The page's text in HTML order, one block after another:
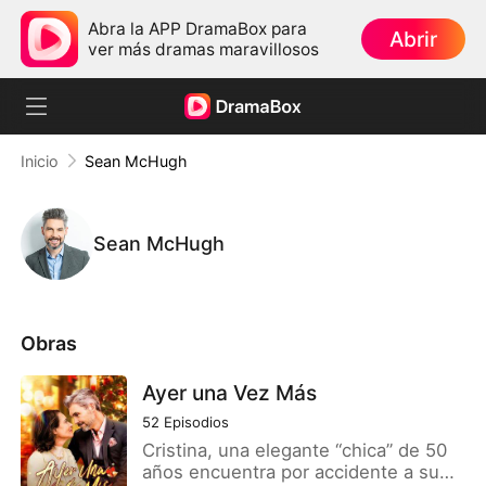
Abra la APP DramaBox para
ver más dramas maravillosos
Abrir
Inicio Sean McHugh
Sean McHugh
Obras
Ayer una Vez Más
52 Episodios
Cristina, una elegante “chica” de 50
años encuentra por accidente a su